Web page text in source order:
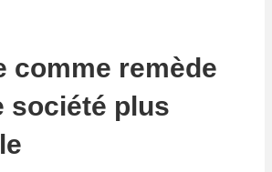
comme remède
société plus